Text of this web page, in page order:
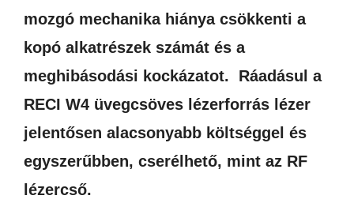
mozgó mechanika hiánya csökkenti a
kopó alkatrészek számát és a
meghibásodási kockázatot. Ráadásul a
RECI W4 üvegcsöves lézerforrás lézer
jelentősen alacsonyabb költséggel és
egyszerűbben, cserélhető, mint az RF
lézercső.